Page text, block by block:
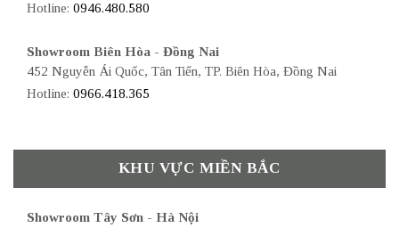
Hotline: 0946.480.580
Showroom Biên Hòa - Đồng Nai
452 Nguyễn Ái Quốc, Tân Tiến, TP. Biên Hòa, Đồng Nai
Hotline: 0966.418.365
KHU VỰC MIỀN BẮC
Showroom Tây Sơn - Hà Nội